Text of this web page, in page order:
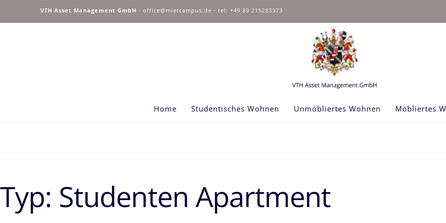
VTH Asset Management GmbH - office@mietcampus.de - tel: +49 89 215283373
Home Studentisches Wohnen Unmöbliertes Wohnen Möbliertes
Typ: Studenten Apartment